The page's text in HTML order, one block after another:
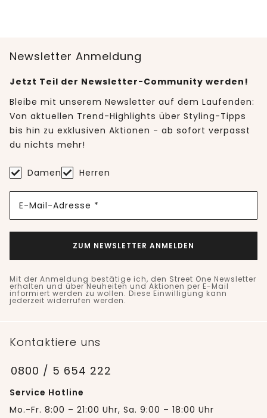
Newsletter Anmeldung
Jetzt Teil der Newsletter-Community werden!
Bleibe mit unserem Newsletter auf dem Laufenden:
Von aktuellen Trend-Highlights über Styling-Tipps
bis hin zu exklusiven Aktionen - ab sofort verpasst
du nichts mehr!
Damen Herren
E-Mail-Adresse *
ZUM NEWSLETTER ANMELDEN
Mit der Anmeldung bestätige ich, den Street One Newsletter
erhalten und über Neuheiten und Aktionen per E-Mail
informiert werden zu wollen. Diese Einwilligung kann
jederzeit widerrufen werden.
Kontaktiere uns
0800 / 5 654 222
Service Hotline
Mo.-Fr. 8:00 – 21:00 Uhr, Sa. 9:00 – 18:00 Uhr